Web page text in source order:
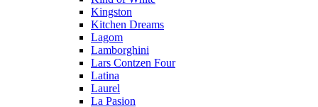
Kingston
Kitchen Dreams
Lagom
Lamborghini
Lars Contzen Four
Latina
Laurel
La Pasion